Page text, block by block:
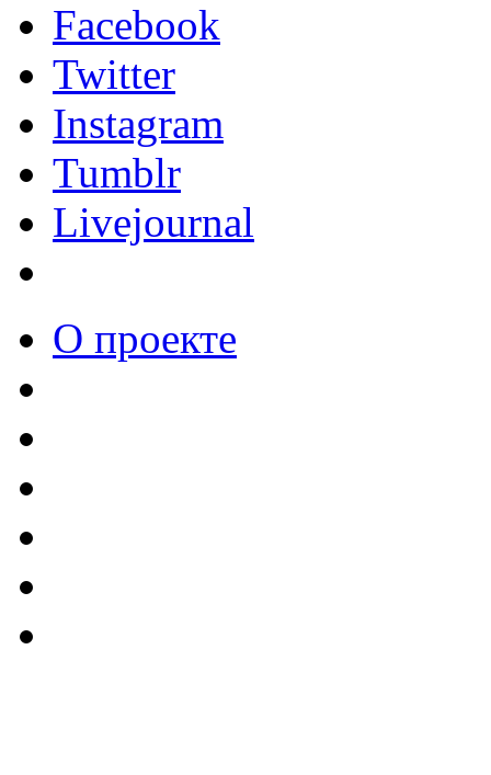
Facebook
Twitter
Instagram
Tumblr
Livejournal
О проекте